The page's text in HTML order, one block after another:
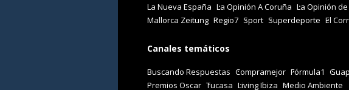
La Nueva España La Opinión A Coruña La Opinión
Mallorca Zeitung Regio7 Sport Superdeporte El
Canales temáticos
Buscando Respuestas Compramejor Fórmula1
Premios Oscar Tucasa Living Ibiza Medio Ambiente